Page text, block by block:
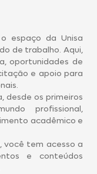
espaço da Unisa
de trabalho. Aqui,
oportunidades de
e apoio para
desde os primeiros
profissional,
acadêmico e
você tem acesso a
e conteúdos